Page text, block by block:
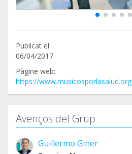
Publicat el
06/04/2017
Pàgine web:
https://www.musicosporlasalud.org
Avenços del Grup
Guillermo Giner